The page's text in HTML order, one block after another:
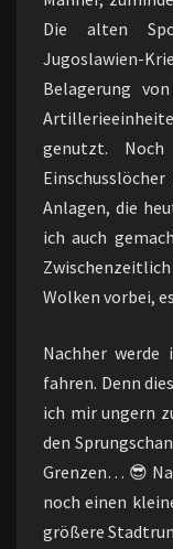
Die alten
Jugoslawien-
Belagerung
genutzt.
Anlagen, die
ich auch
Wolken vorbei,
Nachher
fahren. Denn
ich mir ungern
den
Grenzen… 😎
noch einen
größere